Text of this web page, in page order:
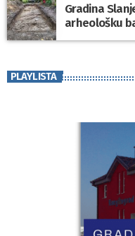
Gradina
arheološku
PLAYLISTA